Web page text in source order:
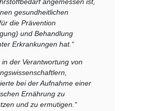
gesundheitlichen
die Prävention
und Behandlung
Erkrankungen hat.“
in der Verantwortung von
bei der Aufnahme einer
Ernährung zu
und zu ermutigen.“